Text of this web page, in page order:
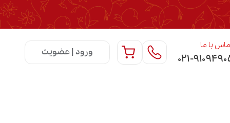
با ما
۹۱۰۹۴۹۰۵ ورود | عضویت